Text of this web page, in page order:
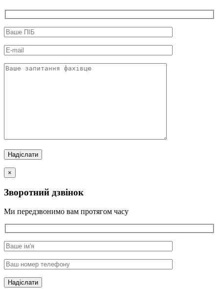
×
Зворотний дзвінок
Ми передзвонимо вам протягом часу